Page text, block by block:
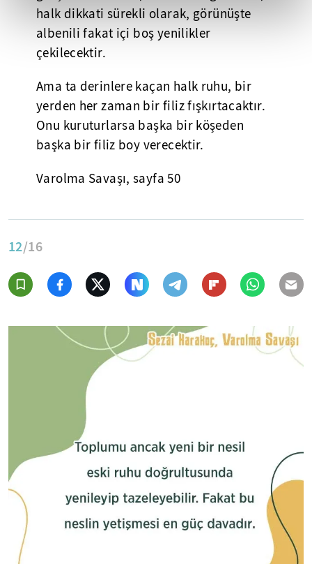
halk dikkati sürekli olarak, görünüşte
albenili fakat içi boş yenilikler
çekilecektir.
Ama ta derinlere kaçan halk ruhu, bir
yerden her zaman bir filiz fışkırtacaktır.
Onu kuruturlarsa başka bir köşeden
başka bir filiz boy verecektir.
Varolma Savaşı, sayfa 50
12/16